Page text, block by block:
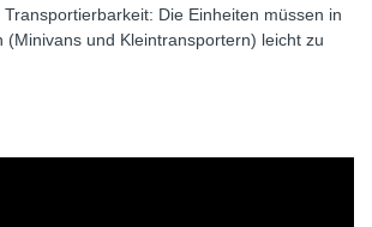
Die Einheiten müssen in
(Minivans und Kleintransportern) leicht zu